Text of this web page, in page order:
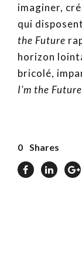
imaginer,
qui
the Future
horizon
bricolé,
I’m the Future
0 Shares